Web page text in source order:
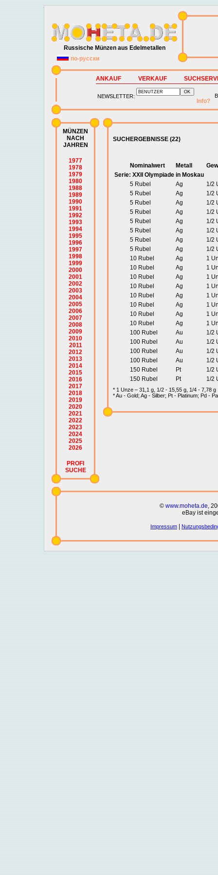
Russische Münzen aus Edelmetallen
по-русски
ANKAUF VERKAUF
NEWSLETTER:
Info?
MÜNZEN
NACH
JAHREN
1977
1978
1979
1980
1988
1989
1990
1991
1992
1993
1994
1995
1996
1997
1998
1999
2000
2001
2002
2003
2004
2005
2006
2007
2008
2009
2010
2011
2012
2013
2014
2015
2016
2017
2018
2019
2020
2021
2022
2023
2024
2025
2026
PROFI
SUCHE
SUCHERGEBNISSE (22)
Nominalwert Metall
Serie: XXII Olympiade in Moskau
5 Rubel
Ag
1/2
5 Rubel
Ag
1/2
5 Rubel
Ag
1/2
5 Rubel
Ag
1/2
5 Rubel
Ag
1/2
5 Rubel
Ag
1/2
5 Rubel
Ag
1/2
5 Rubel
Ag
1/2
10 Rubel
Ag
1
10 Rubel
Ag
1
10 Rubel
Ag
1
10 Rubel
Ag
1
10 Rubel
Ag
1
10 Rubel
Ag
1
10 Rubel
Ag
1
10 Rubel
Ag
1
100 Rubel
Au
1/2
100 Rubel
Au
1/2
100 Rubel
Au
1/2
100 Rubel
Au
1/2
150 Rubel
Pt
1/2
150 Rubel
Pt 1/2
* 1 Unze – 31,1 g, 1/2 - 15,55 g, 1/4 - 7,78 g
* Au - Gold; Ag - Silber; Pt - Platinum; Pd -
© www.moheta.de,
eBay ist
Impressum